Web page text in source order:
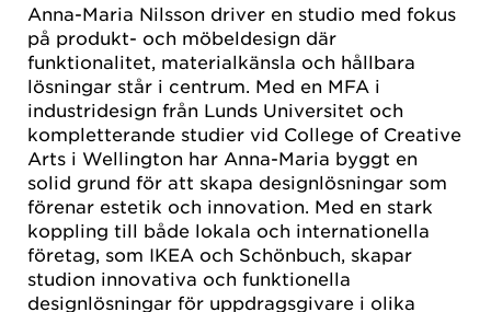
Anna-Maria Nilsson driver en studio med fokus
på produkt- och möbeldesign där
funktionalitet, materialkänsla och hållbara
lösningar står i centrum. Med en MFA i
industridesign från Lunds Universitet och
kompletterande studier vid College of Creative
Arts i Wellington har Anna-Maria byggt en
solid grund för att skapa designlösningar som
förenar estetik och innovation. Med en stark
koppling till både lokala och internationella
företag, som IKEA och Schönbuch, skapar
studion innovativa och funktionella
designlösningar för uppdragsgivare i olika